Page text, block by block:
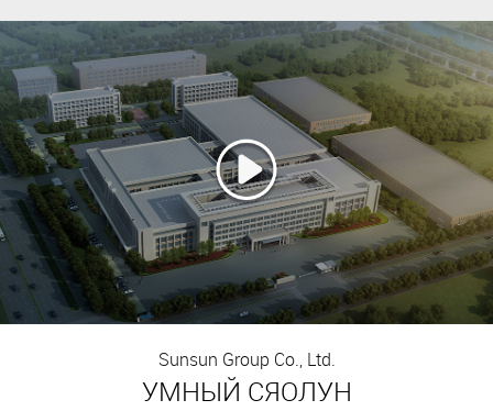
Sunsun Group Co., Ltd.
УМНЫЙ СЯОЛУН